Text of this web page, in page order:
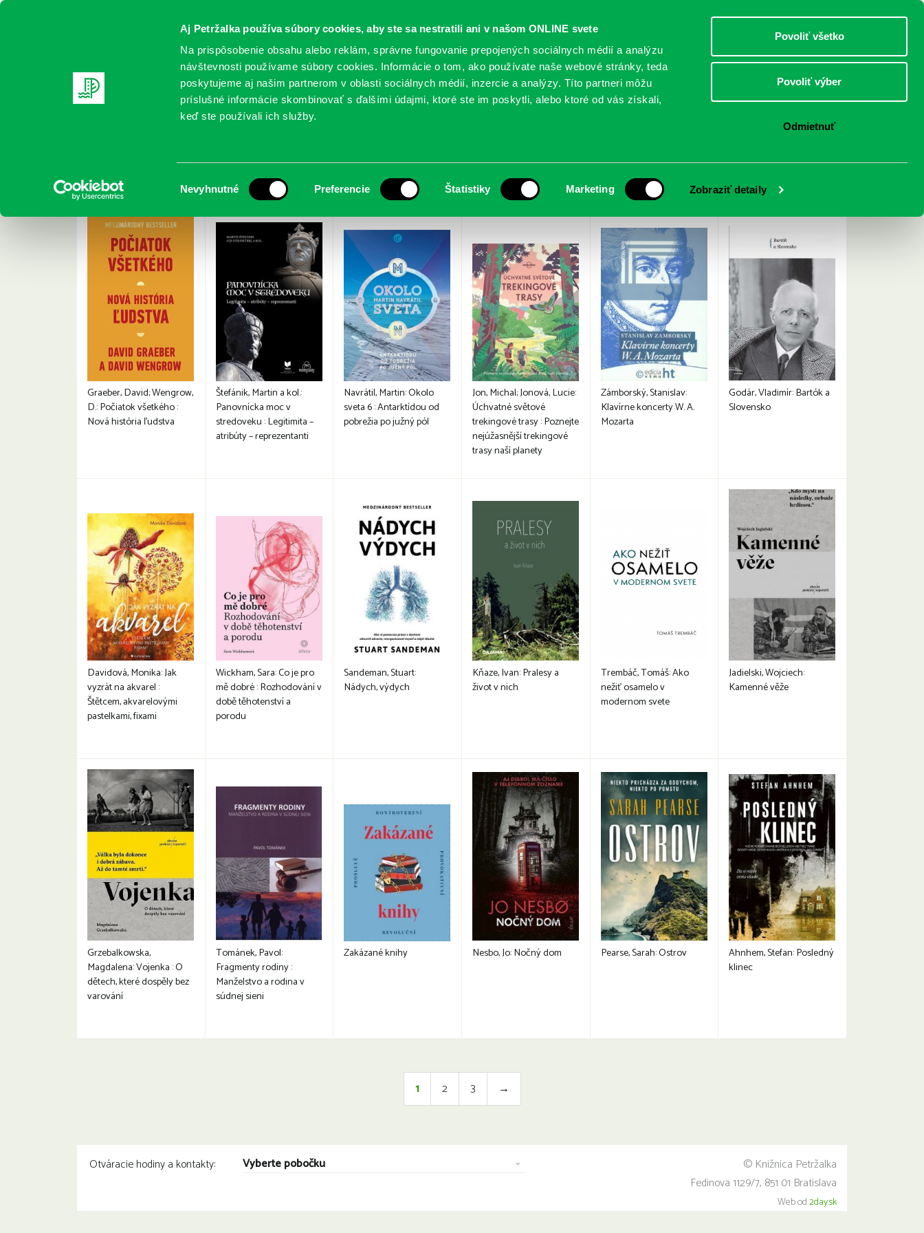
Aj Petržalka používa súbory cookies, aby ste sa nestratili ani v našom ONLINE svete
Na prispôsobenie obsahu alebo reklám, správne fungovanie prepojených sociálnych médií a analýzu
návštevnosti používame súbory cookies. Informácie o tom, ako používate naše webové stránky, teda
poskytujeme aj našim partnerom v oblasti sociálnych médií, inzercie a analýzy. Títo partneri môžu
príslušné informácie skombinovať s ďalšími údajmi, ktoré ste im poskytli, alebo ktoré od vás získali,
keď ste používali ich služby.
súhlasu
Nevyhnutné Preferencie Štatistiky Marketing Zobraziť detaily
Povoliť všetko
Povoliť výber
Odmietnuť
DOSPELÍ
REGISTRUJTE SA ONLINE KATALÓGY SLUŽBY PODUJATIA POBOČKY O KNIŽNICI
Nové knihy pre september 2023
Graeber, David; Wengrow,
D.: Počiatok všetkého :
Nová história ľudstva
Štefánik, Martin a kol.:
Panovnícka moc v
stredoveku : Legitimita –
atribúty – reprezentanti
Navrátil, Martin: Okolo
sveta 6 : Antarktídou od
pobrežia po južný pól
Jon, Michal; Jonová, Lucie:
Úchvatné světové
trekingové trasy : Poznejte
nejúžasnější trekingové
trasy naší planety
Zámborský, Stanislav:
Klavírne koncerty W. A.
Mozarta
Godár, Vladimír: Bartók a
Slovensko
Davidová, Monika: Jak
vyzrát na akvarel :
Štětcem, akvarelovými
pastelkami, fixami
Wickham, Sara: Co je pro
mě dobré : Rozhodování v
době těhotenství a
porodu
Sandeman, Stuart:
Nádych, výdych
Kňaze, Ivan: Pralesy a
život v nich
Trembáč, Tomáš: Ako
nežiť osamelo v
modernom svete
Jadielski, Wojciech:
Kamenné věže
Grzebalkowska,
Magdalena: Vojenka : O
dětech, které dospěly bez
varování
Tománek, Pavol:
Fragmenty rodiny :
Manželstvo a rodina v
súdnej sieni
Zakázané knihy Nesbo, Jo: Nočný dom Pearse, Sarah: Ostrov
Ahnhem, Stefan: Posledný
klinec
1 2 3 →
Otváracie hodiny a kontakty: Vyberte pobočku
© Knižnica Petržalka
Fedinova 1129/7, 851 01 Bratislava
Web od2day.sk